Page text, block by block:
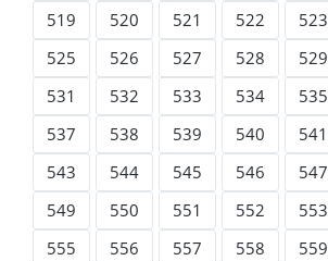
519
520 521 522 523
525
526 527 528 529
531
532 533 534 535
537
538 539 540 541
543
544 545 546 547
549
550 551 552 553
555
556 557 558 559